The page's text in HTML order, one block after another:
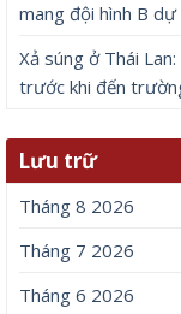
mang đội hình B
Xả súng ở Thái
trước khi đến
Lưu trữ
Tháng 8 2026
Tháng 7 2026
Tháng 6 2026